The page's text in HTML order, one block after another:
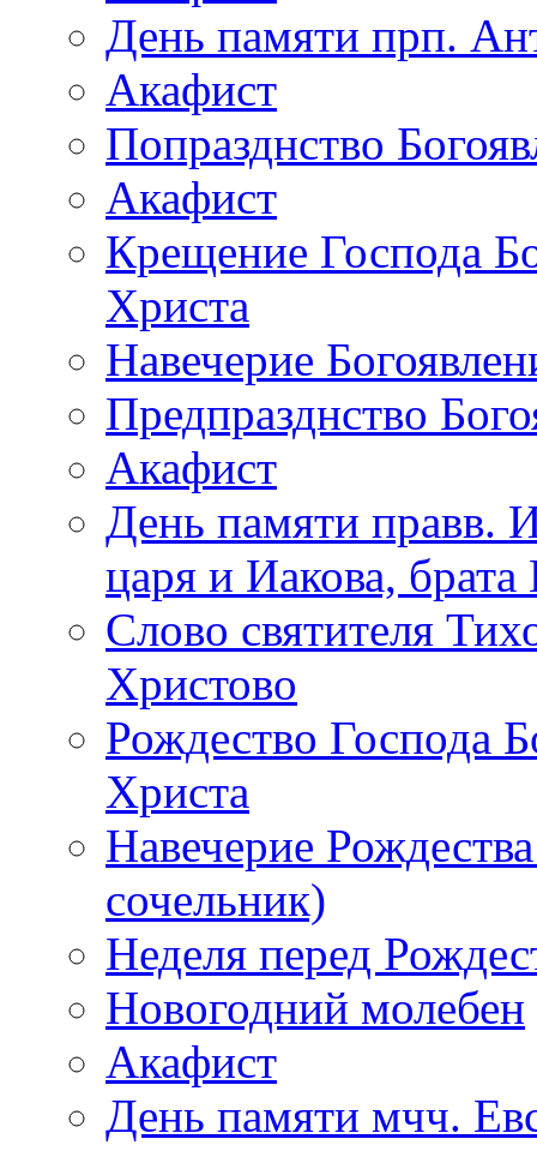
День памяти прп.
Акафист
Попразднство
Акафист
Крещение Господа
Христа
Навечерие
Предпразднство
Акафист
День памяти правв.
царя и Иакова, брата
Слово святителя
Христово
Рождество Господа
Христа
Навечерие
сочельник)
Неделя перед
Новогодний молебен
Акафист
День памяти мчч.